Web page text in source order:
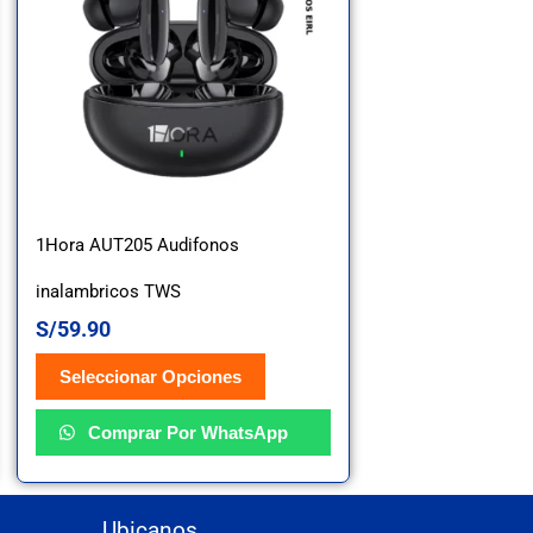
1Hora AUT205 Audifonos
inalambricos TWS
S/59.90
Seleccionar Opciones
múltiples
variantes.
se
pueden
elegir
Comprar Por WhatsApp